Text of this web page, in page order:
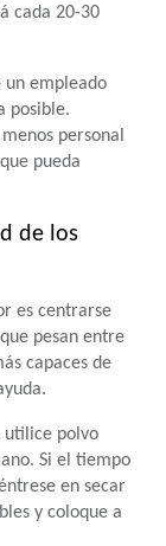
cada 20-30
un empleado
posible.
personal
pueda
de los
es centrarse
pesan entre
capaces de
utilice polvo
Si el tiempo
en secar
y coloque a